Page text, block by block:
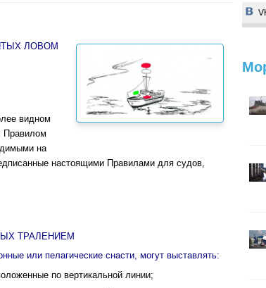
ЛОВОМ
видном
Правилом
на
настоящими Правилами для судов,
ТРАЛЕНИЕМ
или пелагические снасти, могут выставлять:
по вертикальной линии;